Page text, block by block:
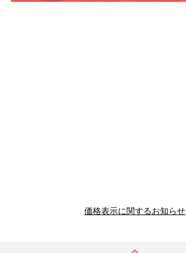
価格表示に関するお知らせ